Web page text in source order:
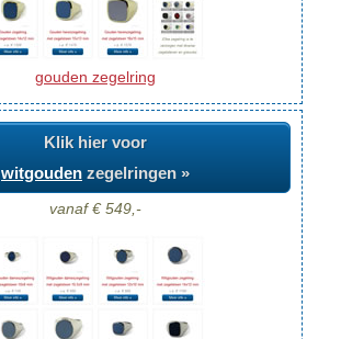
gouden zegelring
Klik hier voor
witgouden zegelringen »
vanaf € 549,-